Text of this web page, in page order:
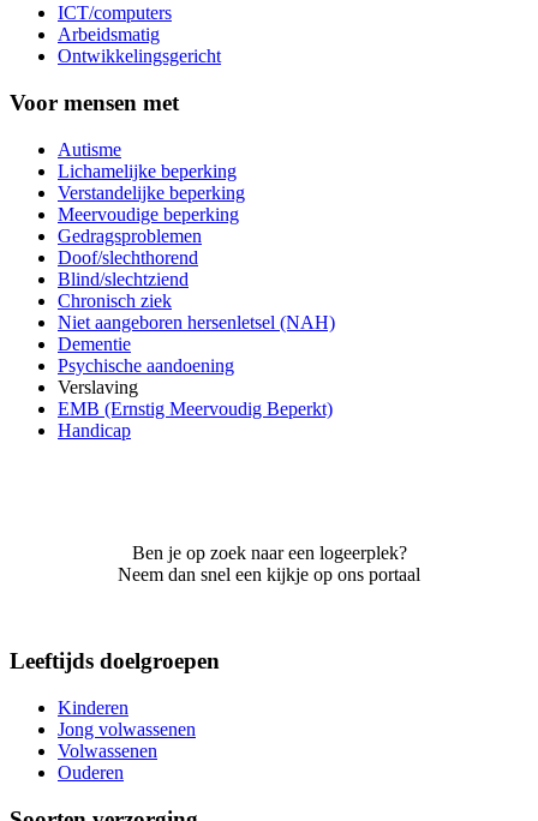
ICT/computers
Arbeidsmatig
Ontwikkelingsgericht
Voor mensen met
Autisme
Lichamelijke beperking
Verstandelijke beperking
Meervoudige beperking
Gedragsproblemen
Doof/slechthorend
Blind/slechtziend
Chronisch ziek
Niet aangeboren hersenletsel (NAH)
Dementie
Psychische aandoening
Verslaving
EMB (Ernstig Meervoudig Beperkt)
Handicap
Ben je op zoek naar een logeerplek?
Neem dan snel een kijkje op ons portaal
Leeftijds doelgroepen
Kinderen
Jong volwassenen
Volwassenen
Ouderen